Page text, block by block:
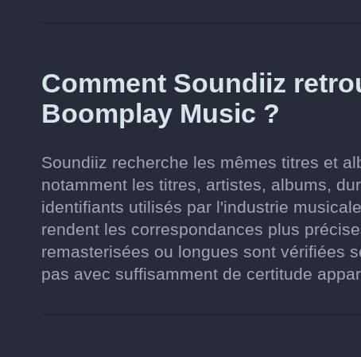
Comment Soundiiz
Boomplay Music ?
Soundiiz recherche les mêmes titres et
notamment les titres, artistes, albums,
identifiants utilisés par l'industrie
rendent les correspondances plus
remasterisées ou longues sont vérifiées
pas avec suffisamment de certitude